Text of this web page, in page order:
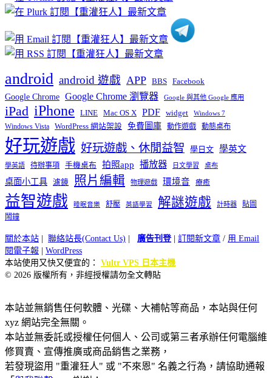
類
android android 遊戲 APP BBS Facebook
Google Chrome Google Chrome 瀏覽器 Google 與其他 Google 應用
iPad iPhone LINE Mac OS X PDF widget Windows 7
Windows Vista WordPress 網站架設 免費圖庫 動作遊戲 動態桌布
好玩遊戲 好玩遊戲、休閒益智 學日文 學英文
學英語 待辦事項 手機桌布 拍照app 播放器 日文學習 桌布
桌面小工具 濾鏡 照片編輯 物理遊戲 環境音 療癒
益智遊戲 睡眠音樂 舒壓 英語學習 解謎遊戲 計時器
貼圖
鬧鐘
關於本站 | 聯絡站長(Contact Us) | 廣告刊登| 訂閱新文章 / 用 Email
閱電子報 | WordPress
本站使用又快又便宜的： Vultr VPS 日本主機
© 2026 版權所有，非經授權請勿全文轉貼
本站並無銷售任何軟體、光碟、大補帖等商品，本站與任何
xyz 網站完全無關。
本站並無委託或授權任何個人、公司或第三者承辦任何電腦維
修買賣、宣傳推廣或商品銷售之業務，
若發現盜用 "重灌狂人" 或 "不來恩" 名義之行為，請協助通報